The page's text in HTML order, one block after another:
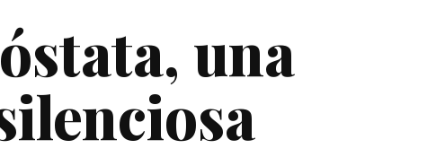
una